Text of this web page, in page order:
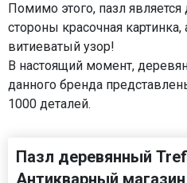
Помимо этого, пазл
стороны красочная
витиеватый узор!
В настоящий момент,
данного бренда
1000 деталей.
Пазл деревянный
Антикварный магазин